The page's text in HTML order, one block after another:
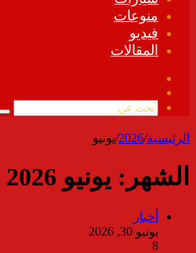
منوعات
فيديو
المقالات
الموقع
الرئيسية/
2026
/يونيو
الشهر: يونيو 2026
أخبار
يونيو 30, 2026
8